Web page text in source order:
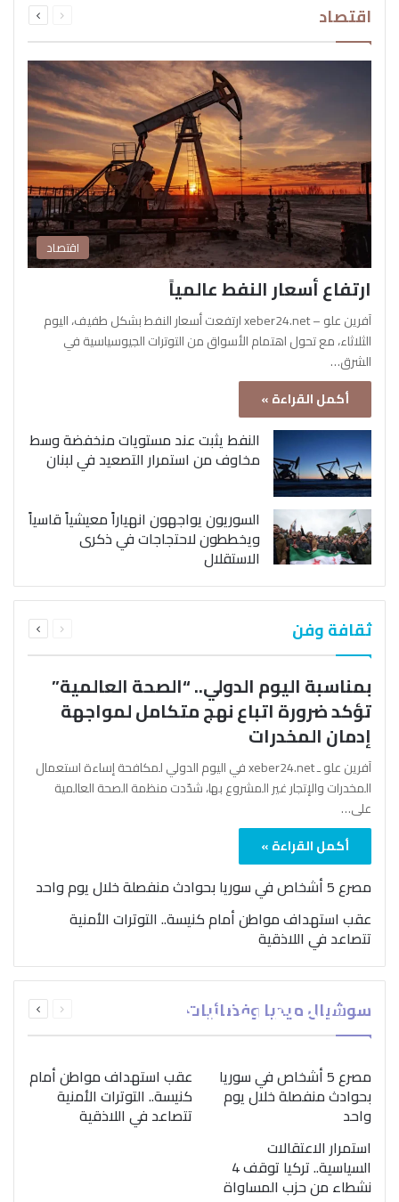
اقتصاد الصفحةالصفحة
اقتصاد
ارتفاع أسعار النفط عالمياً
آفرين علو – xeber24.net ارتفعت أسعار النفط بشكل طفيف، اليوم
الثلاثاء، مع تحول اهتمام الأسواق من التوترات الجيوسياسية في
الشرق…
أكمل القراءة »
النفط يثبت عند مستويات منخفضة وسط
مخاوف من استمرار التصعيد في لبنان
السوريون يواجهون انهياراً معيشياً قاسياً
ويخططون لاحتجاجات في ذكرى
الاستقلال
ثقافة وفن الصفحةالصفحة
بمناسبة اليوم الدولي.. “الصحة العالمية”
تؤكد ضرورة اتباع نهج متكامل لمواجهة
إدمان المخدرات
آفرين علو ـ xeber24.net في اليوم الدولي لمكافحة إساءة استعمال
المخدرات والإتجار غير المشروع بها، شدّدت منظمة الصحة العالمية
على…
أكمل القراءة »
مصرع 5 أشخاص في سوريا بحوادث منفصلة خلال يوم واحد
عقب استهداف مواطن أمام كنيسة.. التوترات الأمنية
تتصاعد في اللاذقية
سوشيال ميديا وفضائيات الصفحةالصفحة
بمناسبة اليوم الدولي..
“الصحة العالمية” تؤكد
ضرورة اتباع نهج متكامل
لمواجهة إدمان المخدرات
مصرع 5 أشخاص في سوريا
بحوادث منفصلة خلال يوم
واحد
عقب استهداف مواطن أمام
كنيسة.. التوترات الأمنية
تتصاعد في اللاذقية
استمرار الاعتقالات
السياسية.. تركيا توقف 4
نشطاء من حزب المساواة